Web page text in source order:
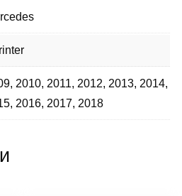
, 2010, 2011, 2012, 2013, 2014,
, 2016, 2017, 2018